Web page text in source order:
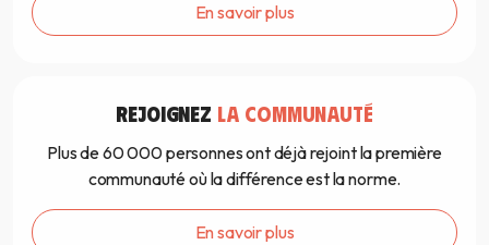
En savoir plus
REJOIGNEZ LA COMMUNAUTÉ
Plus de 60 000 personnes ont déjà rejoint la première
communauté où la différence est la norme.
En savoir plus